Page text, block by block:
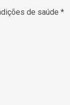
de saúde *